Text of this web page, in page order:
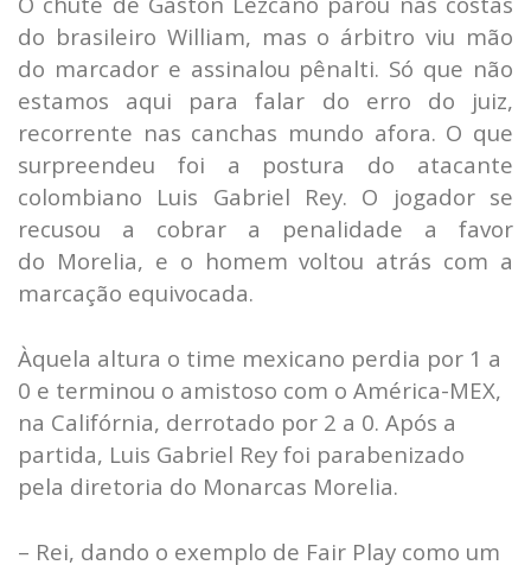
do brasileiro William, mas o árbitro viu mão
do marcador e assinalou pênalti. Só que não
estamos aqui para falar do erro do juiz,
recorrente nas canchas mundo afora. O que
surpreendeu foi a postura do atacante
colombiano Luis Gabriel Rey. O jogador se
recusou a cobrar a penalidade a favor
do Morelia, e o homem voltou atrás com a
marcação equivocada.
Àquela altura o time mexicano perdia por 1 a
0 e terminou o amistoso com o América-MEX,
na Califórnia, derrotado por 2 a 0. Após a
partida, Luis Gabriel Rey foi parabenizado
pela diretoria do Monarcas Morelia.
– Rei, dando o exemplo de Fair Play como um